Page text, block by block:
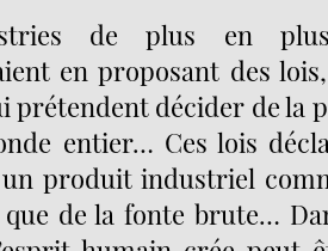
de plus en
en proposant des
prétendent décider de la
entier… Ces lois
produit industriel
de la fonte brute…